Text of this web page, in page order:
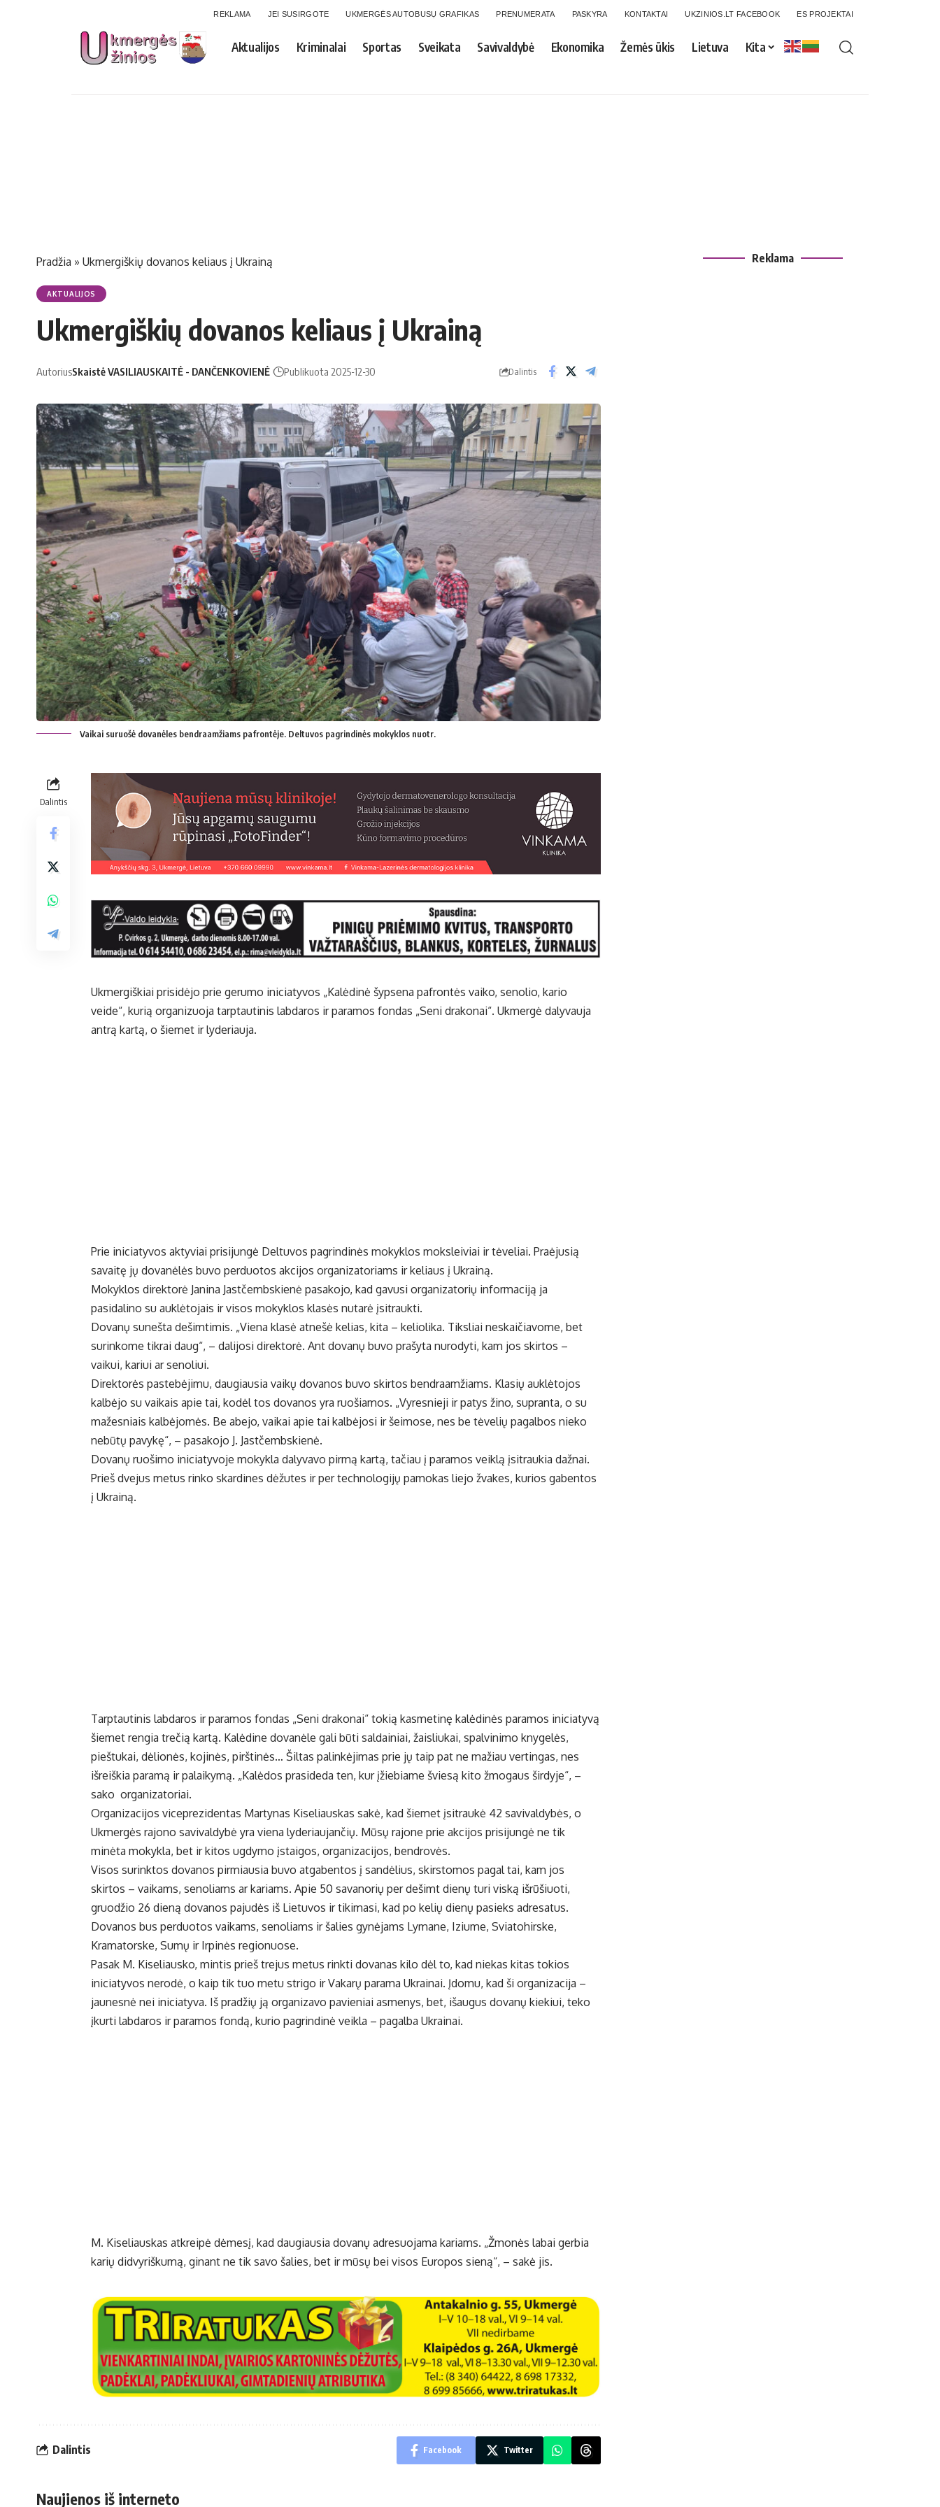
REKLAMA JEI SUSIRGOTE UKMERGĖS AUTOBUSŲ GRAFIKAS PRENUMERATA PASKYRA KONTAKTAI UKZINIOS.LT FACEBOOK ES PROJEKTAI
Aktualijos Kriminalai Sportas Sveikata Savivaldybė Ekonomika Žemės ūkis Lietuva Kita
Pradžia » Ukmergiškių dovanos keliaus į Ukrainą
AKTUALIJOS
Ukmergiškių dovanos keliaus į Ukrainą
AutoriusSkaistė VASILIAUSKAITĖ - DANČENKOVIENĖ Publikuota 2025-12-30 Dalintis
Vaikai suruošė dovanėles bendraamžiams pafrontėje. Deltuvos pagrindinės mokyklos nuotr.
Dalintis
Ukmergiškiai prisidėjo prie gerumo iniciatyvos „Kalėdinė šypsena pafrontės vaiko, senolio, kario
veide“, kurią organizuoja tarptautinis labdaros ir paramos fondas „Seni drakonai“. Ukmergė dalyvauja
antrą kartą, o šiemet ir lyderiauja.
Prie iniciatyvos aktyviai prisijungė Deltuvos pagrindinės mokyklos moksleiviai ir tėveliai. Praėjusią
savaitę jų dovanėlės buvo perduotos akcijos organizatoriams ir keliaus į Ukrainą.
Mokyklos direktorė Janina Jastčembskienė pasakojo, kad gavusi organizatorių informaciją ja
pasidalino su auklėtojais ir visos mokyklos klasės nutarė įsitraukti.
Dovanų sunešta dešimtimis. „Viena klasė atnešė kelias, kita – keliolika. Tiksliai neskaičiavome, bet
surinkome tikrai daug“, – dalijosi direktorė. Ant dovanų buvo prašyta nurodyti, kam jos skirtos –
vaikui, kariui ar senoliui.
Direktorės pastebėjimu, daugiausia vaikų dovanos buvo skirtos bendraamžiams. Klasių auklėtojos
kalbėjo su vaikais apie tai, kodėl tos dovanos yra ruošiamos. „Vyresnieji ir patys žino, supranta, o su
mažesniais kalbėjomės. Be abejo, vaikai apie tai kalbėjosi ir šeimose, nes be tėvelių pagalbos nieko
nebūtų pavykę“, – pasakojo J. Jastčembskienė.
Dovanų ruošimo iniciatyvoje mokykla dalyvavo pirmą kartą, tačiau į paramos veiklą įsitraukia dažnai.
Prieš dvejus metus rinko skardines dėžutes ir per technologijų pamokas liejo žvakes, kurios gabentos
į Ukrainą.
Tarptautinis labdaros ir paramos fondas „Seni drakonai“ tokią kasmetinę kalėdinės paramos iniciatyvą
šiemet rengia trečią kartą. Kalėdine dovanėle gali būti saldainiai, žaisliukai, spalvinimo knygelės,
pieštukai, dėlionės, kojinės, pirštinės… Šiltas palinkėjimas prie jų taip pat ne mažiau vertingas, nes
išreiškia paramą ir palaikymą. „Kalėdos prasideda ten, kur įžiebiame šviesą kito žmogaus širdyje“, –
sako organizatoriai.
Organizacijos viceprezidentas Martynas Kiseliauskas sakė, kad šiemet įsitraukė 42 savivaldybės, o
Ukmergės rajono savivaldybė yra viena lyderiaujančių. Mūsų rajone prie akcijos prisijungė ne tik
minėta mokykla, bet ir kitos ugdymo įstaigos, organizacijos, bendrovės.
Visos surinktos dovanos pirmiausia buvo atgabentos į sandėlius, skirstomos pagal tai, kam jos
skirtos – vaikams, senoliams ar kariams. Apie 50 savanorių per dešimt dienų turi viską išrūšiuoti,
gruodžio 26 dieną dovanos pajudės iš Lietuvos ir tikimasi, kad po kelių dienų pasieks adresatus.
Dovanos bus perduotos vaikams, senoliams ir šalies gynėjams Lymane, Iziume, Sviatohirske,
Kramatorske, Sumų ir Irpinės regionuose.
Pasak M. Kiseliausko, mintis prieš trejus metus rinkti dovanas kilo dėl to, kad niekas kitas tokios
iniciatyvos nerodė, o kaip tik tuo metu strigo ir Vakarų parama Ukrainai. Įdomu, kad ši organizacija –
jaunesnė nei iniciatyva. Iš pradžių ją organizavo pavieniai asmenys, bet, išaugus dovanų kiekiui, teko
įkurti labdaros ir paramos fondą, kurio pagrindinė veikla – pagalba Ukrainai.
M. Kiseliauskas atkreipė dėmesį, kad daugiausia dovanų adresuojama kariams. „Žmonės labai gerbia
karių didvyriškumą, ginant ne tik savo šalies, bet ir mūsų bei visos Europos sieną“, – sakė jis.
Dalintis Facebook Twitter
Naujienos iš interneto
Reklama